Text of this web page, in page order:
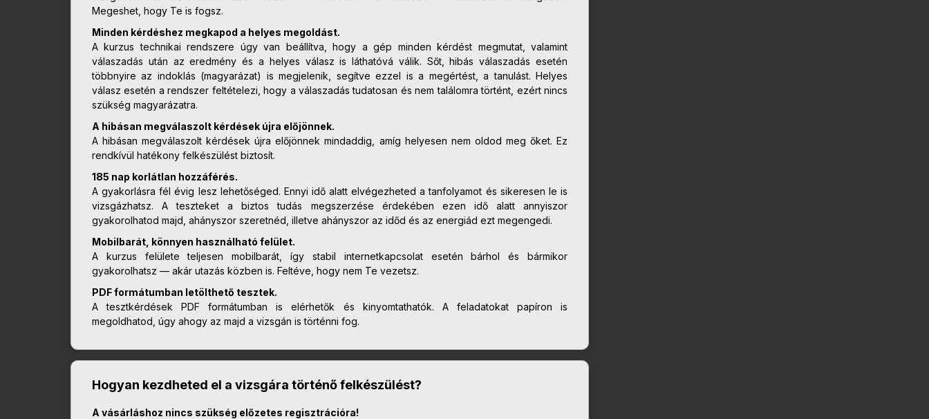
Megeshet, hogy Te is fogsz.
Minden kérdéshez megkapod a helyes megoldást.
A kurzus technikai rendszere úgy van beállítva, hogy a gép minden kérdést megmutat, valamint
válaszadás után az eredmény és a helyes válasz is láthatóvá válik. Sőt, hibás válaszadás esetén
többnyire az indoklás (magyarázat) is megjelenik, segítve ezzel is a megértést, a tanulást. Helyes
válasz esetén a rendszer feltételezi, hogy a válaszadás tudatosan és nem találomra történt, ezért nincs
szükség magyarázatra.
A hibásan megválaszolt kérdések újra előjönnek.
A hibásan megválaszolt kérdések újra előjönnek mindaddig, amíg helyesen nem oldod meg őket. Ez
rendkívül hatékony felkészülést biztosít.
185 nap korlátlan hozzáférés.
A gyakorlásra fél évig lesz lehetőséged. Ennyi idő alatt elvégezheted a tanfolyamot és sikeresen le is
vizsgázhatsz. A teszteket a biztos tudás megszerzése érdekében ezen idő alatt annyiszor
gyakorolhatod majd, ahányszor szeretnéd, illetve ahányszor az időd és az energiád ezt megengedi.
Mobilbarát, könnyen használható felület.
A kurzus felülete teljesen mobilbarát, így stabil internetkapcsolat esetén bárhol és bármikor
gyakorolhatsz — akár utazás közben is. Feltéve, hogy nem Te vezetsz.
PDF formátumban letölthető tesztek.
A tesztkérdések PDF formátumban is elérhetők és kinyomtathatók. A feladatokat papíron is
megoldhatod, úgy ahogy az majd a vizsgán is történni fog.
Hogyan kezdheted el a vizsgára történő felkészülést?
A vásárláshoz nincs szükség előzetes regisztrációra!